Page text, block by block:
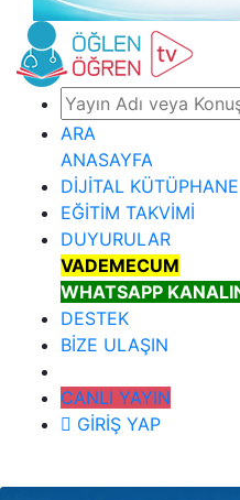
ARA
ANASAYFA
DİJİTAL KÜTÜPHANE
EĞİTİM TAKVİMİ
DUYURULAR
VADEMECUM
WHATSAPP
DESTEK
BİZE ULAŞIN
CANLI YAYIN
GİRİŞ YAP